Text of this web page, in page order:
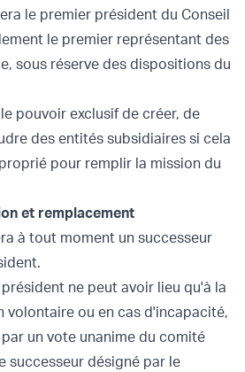
le premier président du Conseil
le premier représentant des
sous réserve des dispositions du
pouvoir exclusif de créer, de
des entités subsidiaires si cela
pour remplir la mission du
et remplacement
à tout moment un successeur
ne peut avoir lieu qu'à la
volontaire ou en cas d'incapacité,
un vote unanime du comité
successeur désigné par le